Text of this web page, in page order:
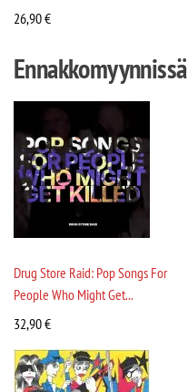
26,90€
Ennakkomyynnissä
Drug Store Raid: Pop Songs For
People Who Might Get...
32,90€